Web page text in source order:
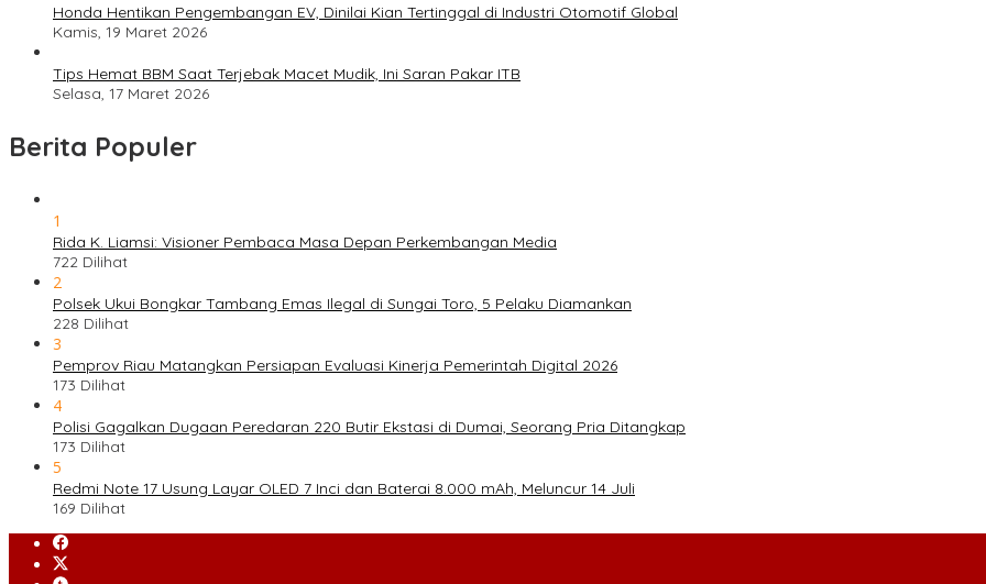
Honda Hentikan Pengembangan EV, Dinilai Kian Tertinggal di Industri Otomotif Global
Kamis, 19 Maret 2026
Tips Hemat BBM Saat Terjebak Macet Mudik, Ini Saran Pakar ITB
Selasa, 17 Maret 2026
Berita Populer
1
Rida K. Liamsi: Visioner Pembaca Masa Depan Perkembangan Media
722 Dilihat
2
Polsek Ukui Bongkar Tambang Emas Ilegal di Sungai Toro, 5 Pelaku Diamankan
228 Dilihat
3
Pemprov Riau Matangkan Persiapan Evaluasi Kinerja Pemerintah Digital 2026
173 Dilihat
4
Polisi Gagalkan Dugaan Peredaran 220 Butir Ekstasi di Dumai, Seorang Pria Ditangkap
173 Dilihat
5
Redmi Note 17 Usung Layar OLED 7 Inci dan Baterai 8.000 mAh, Meluncur 14 Juli
169 Dilihat